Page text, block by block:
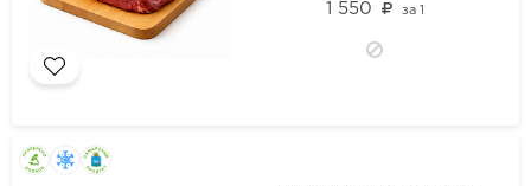
1 550 за 1